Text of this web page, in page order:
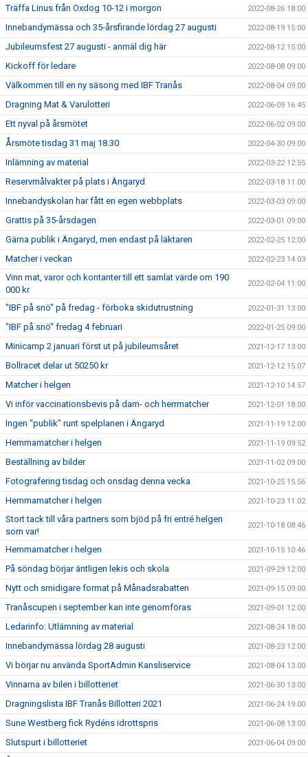
Träffa Linus från Oxdog 10-12 i morgon 2022-08-26 18:00
Innebandymässa och 35-årsfirande lördag 27 augusti 2022-08-19 15:00
Jubileumsfest 27 augusti - anmäl dig här 2022-08-12 15:00
Kickoff för ledare 2022-08-08 09:00
Välkommen till en ny säsong med IBF Tranås 2022-08-04 09:00
Dragning Mat & Varulotteri 2022-06-09 16:45
Ett nyval på årsmötet 2022-06-02 09:00
Årsmöte tisdag 31 maj 18.30 2022-04-30 09:00
Inlämning av material 2022-03-22 12:55
Reservmålvakter på plats i Ängaryd 2022-03-18 11:00
Innebandyskolan har fått en egen webbplats 2022-03-03 09:00
Grattis på 35-årsdagen 2022-03-01 09:00
Gärna publik i Ängaryd, men endast på läktaren 2022-02-25 12:00
Matcher i veckan 2022-02-23 14:03
Vinn mat, varor och kontanter till ett samlat värde om 190
000 kr
2022-02-04 11:00
"IBF på snö" på fredag - förboka skidutrustning 2022-01-31 13:00
"IBF på snö" fredag 4 februari 2022-01-25 09:00
Minicamp 2 januari först ut på jubileumsåret 2021-12-17 13:00
Bollracet delar ut 50250 kr 2021-12-12 15:07
Matcher i helgen 2021-12-10 14:57
Vi inför vaccinationsbevis på dam- och herrmatcher 2021-12-01 18:00
Ingen "publik" runt spelplanen i Ängaryd 2021-11-19 12:00
Hemmamatcher i helgen 2021-11-19 09:52
Beställning av bilder 2021-11-02 09:00
Fotografering tisdag och onsdag denna vecka 2021-10-25 15:56
Hemmamatcher i helgen 2021-10-23 11:02
Stort tack till våra partners som bjöd på fri entré helgen
som var!
2021-10-18 08:46
Hemmamatcher i helgen 2021-10-15 10:46
På söndag börjar äntligen lekis och skola 2021-09-29 12:00
Nytt och smidigare format på Månadsrabatten 2021-09-15 09:00
Tranåscupen i september kan inte genomföras 2021-09-01 12:00
Ledarinfo: Utlämning av material 2021-08-24 18:00
Innebandymässa lördag 28 augusti 2021-08-23 12:00
Vi börjar nu använda SportAdmin Kansliservice 2021-08-04 13:00
Vinnarna av bilen i billotteriet 2021-06-30 13:00
Dragningslista IBF Tranås Billotteri 2021 2021-06-24 19:00
Sune Westberg fick Rydéns idrottspris 2021-06-08 13:00
Slutspurt i billotteriet 2021-06-04 09:00